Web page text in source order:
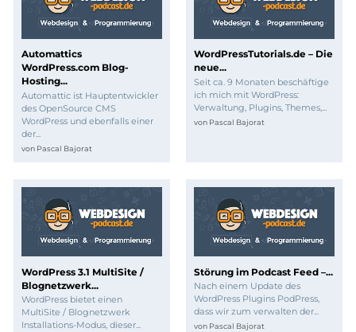
Automattics
WordPress.com Blog-
Hosting...
Automattic ist Hauptentwickler
des OpenSource CMS
WordPress und ebenfalls einer
der...
von Pascal Bajorat
WordPressTutorials.de – Die
neue...
Seit ca. 9 Monaten beschäftige
ich mich mit WordPress:
Verwaltung, Plugins, Themes,...
von Pascal Bajorat
WordPress 3.1 MultiSite /
Blognetzwerk...
WordPress bietet einen
MultiSite / Blognetzwerk
Installations-Modus, dieser...
Störung im Podcast Feed –...
Nach einem Update des
WordPress Plugins PodPress,
dass wir zum verwalten der...
von Pascal Bajorat